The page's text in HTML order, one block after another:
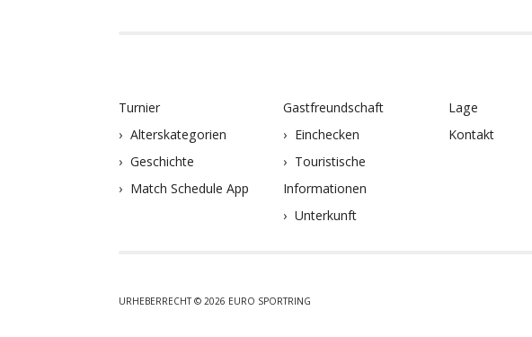
Turnier
Alterskategorien
Geschichte
Match Schedule App
Gastfreundschaft
Einchecken
Touristische
Informationen
Unterkunft
Lage
Kontakt
URHEBERRECHT © 2026 EURO SPORTRING